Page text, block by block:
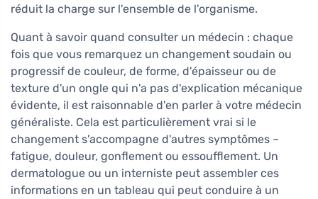
réduit la charge sur l'ensemble de l'organisme.
Quant à savoir quand consulter un médecin : chaque
fois que vous remarquez un changement soudain ou
progressif de couleur, de forme, d'épaisseur ou de
texture d'un ongle qui n'a pas d'explication mécanique
évidente, il est raisonnable d'en parler à votre médecin
généraliste. Cela est particulièrement vrai si le
changement s'accompagne d'autres symptômes –
fatigue, douleur, gonflement ou essoufflement. Un
dermatologue ou un interniste peut assembler ces
informations en un tableau qui peut conduire à un